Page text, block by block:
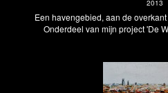
2013
Een havengebied, aan de
Onderdeel van mijn project 'De